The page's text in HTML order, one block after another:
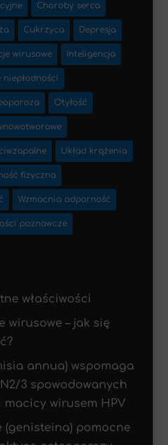
Choroby serca
Cukrzyca Depresja
wirusowe Inteligencja
niepłodności
Otyłość
Układ krążenia
fizyczna
Wzmacnia odporność
poznawcze
właściwości
wirusowe – jak się
annua) wspomaga
3 spowodowanych
macicy wirusem HPV
(genisteina) pomocne